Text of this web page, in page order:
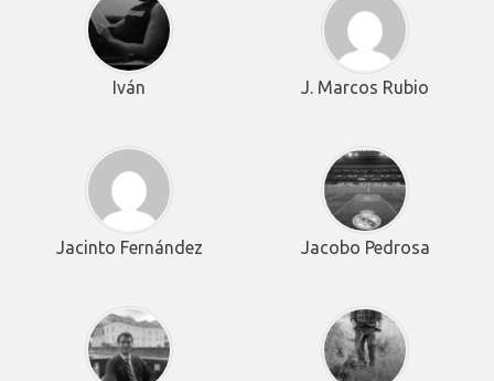
Iván J. Marcos Rubio
Jacinto Fernández Jacobo Pedrosa